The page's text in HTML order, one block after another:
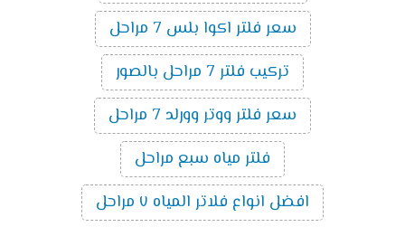
سعر فلتر اكوا بلس 7 مراحل
تركيب فلتر 7 مراحل بالصور
سعر فلتر ووتر وورلد 7 مراحل
فلتر مياه سبع مراحل
افضل انواع فلاتر المياه ٧ مراحل